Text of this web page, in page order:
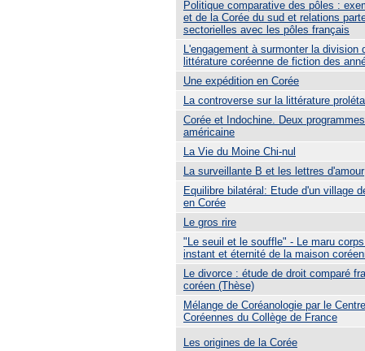
Politique comparative des pôles :
et de la Corée du sud et relations
sectorielles avec les pôles français
L'engagement à surmonter la division
littérature coréenne de fiction des
Une expédition en Corée
La controverse sur la littérature
Corée et Indochine. Deux
américaine
La Vie du Moine Chi-nul
La surveillante B et les lettres d'amour
Equilibre bilatéral: Etude d'un village
en Corée
Le gros rire
"Le seuil et le souffle" - Le maru
instant et éternité de la maison
Le divorce : étude de droit comparé
coréen (Thèse)
Mélange de Coréanologie par le
Coréennes du Collège de France
Les origines de la Corée